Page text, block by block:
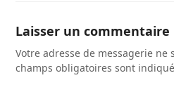
Laisser un commentaire
Votre adresse de messagerie ne
champs obligatoires sont